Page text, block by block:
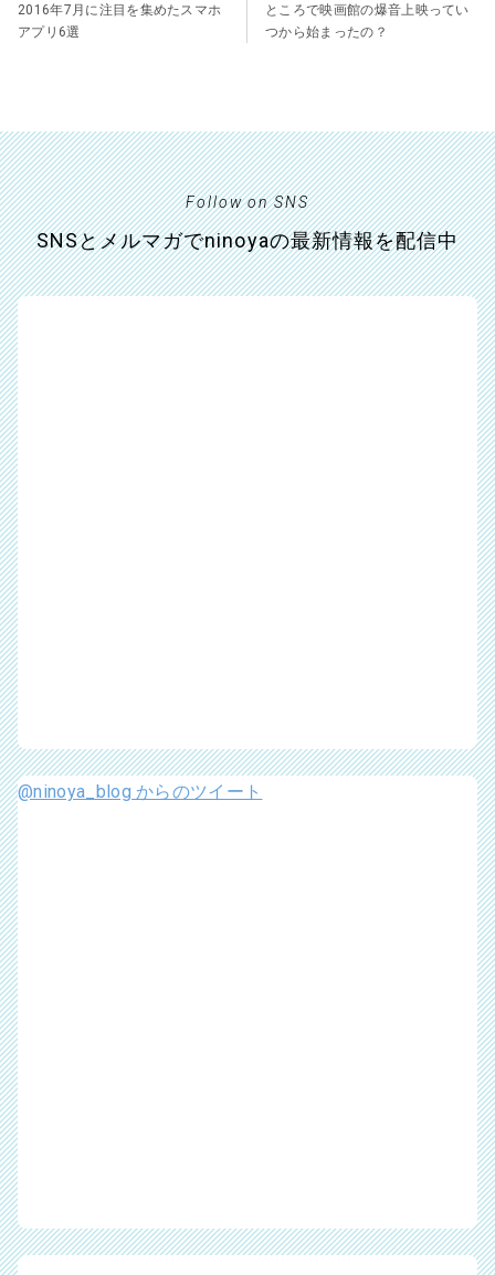
2016年7月に注目を集めたスマホ
アプリ6選
ところで映画館の爆音上映ってい
つから始まったの？
Follow on SNS
SNSとメルマガでninoyaの最新情報を配信中
@ninoya_blog からのツイート